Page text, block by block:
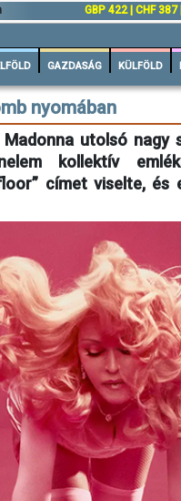
GBP 422 | CHF
GAZDASÁG KÜLFÖLD
nyomában
utolsó nagy
kollektív
címet viselte, és